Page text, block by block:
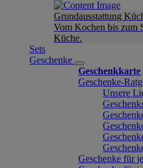
Grundausstattung
Vom Kochen bis zum
Küche.
Sets
Geschenke
Geschenkkarte
Geschenke-
Unsere
Geschenke für